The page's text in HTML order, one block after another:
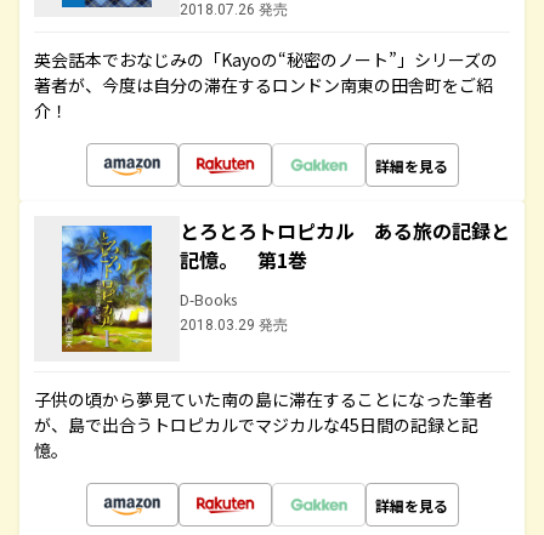
2018.07.26 発売
英会話本でおなじみの「Kayoの“秘密のノート”」シリーズの
著者が、今度は自分の滞在するロンドン南東の田舎町をご紹
介！
詳細を見る
とろとろトロピカル ある旅の記録と
記憶。 第1巻
D-Books
2018.03.29 発売
子供の頃から夢見ていた南の島に滞在することになった筆者
が、島で出合うトロピカルでマジカルな45日間の記録と記
憶。
詳細を見る